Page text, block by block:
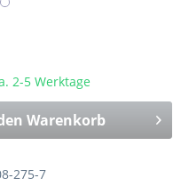
2-5 Werktage
Warenkorb
275-7